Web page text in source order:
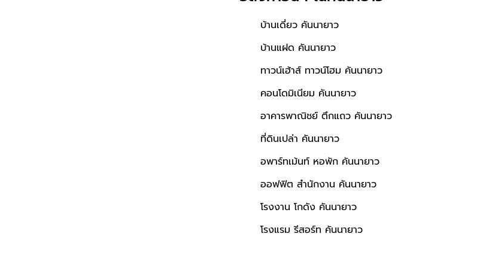
บ้านเดี่ยว คันนายาว
บ้านแฝด คันนายาว
ทาวน์เฮ้าส์ ทาวน์โฮม คันนายาว
คอนโดมิเนียม คันนายาว
อาคารพาณิชย์ ตึกแถว คันนายาว
ที่ดินเปล่า คันนายาว
อพาร์ทเม้นท์ หอพัก คันนายาว
ออฟฟิต สำนักงาน คันนายาว
โรงงาน โกดัง คันนายาว
โรงแรม รีสอร์ท คันนายาว